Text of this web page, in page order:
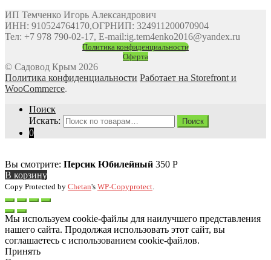
ИП Темченко Игорь Александрович
ИНН: 910524764170,ОГРНИП: 324911200070904
Тел: +7 978 790-02-17, E-mail:ig.tem4enko2016@yandex.ru
Политика конфиденциальности
Оферта
© Садовод Крым 2026
Политика конфиденциальности Работает на Storefront и
WooCommerce.
Поиск
Искать:
Поиск
0
Вы смотрите: Персик Юбилейный 350 Р
В корзину
Copy Protected by Chetan's WP-Copyprotect
Мы используем cookie-файлы для наилучшего представления
нашего сайта. Продолжая использовать этот сайт, вы
соглашаетесь с использованием cookie-файлов.
Принять